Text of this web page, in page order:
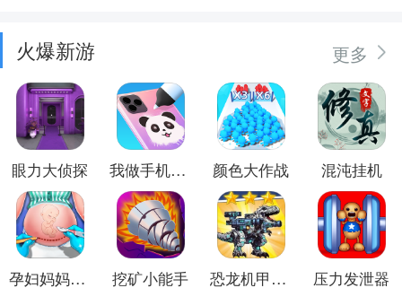
火爆新游 更多
眼力大侦探 我做手机壳特好看 颜色大作战 混沌挂机
孕妇妈妈日记 挖矿小能手 恐龙机甲射手 压力发泄器